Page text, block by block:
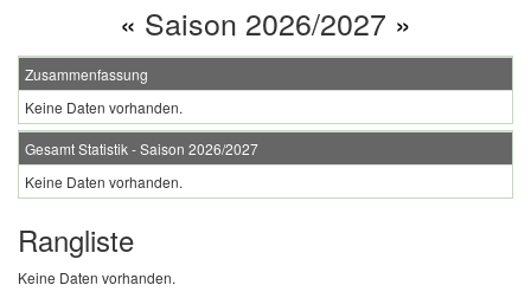
« Saison 2026/2027 »
Zusammenfassung
Keine Daten vorhanden.
Gesamt Statistik - Saison 2026/2027
Keine Daten vorhanden.
Rangliste
Keine Daten vorhanden.